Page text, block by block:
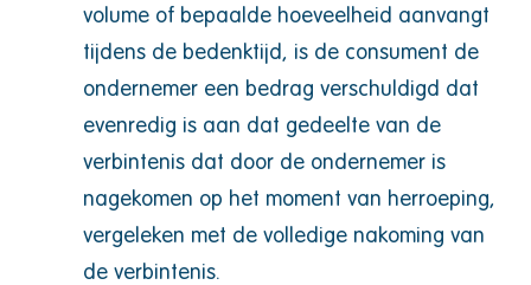
volume of bepaalde hoeveelheid aanvangt
tijdens de bedenktijd, is de consument de
ondernemer een bedrag verschuldigd dat
evenredig is aan dat gedeelte van de
verbintenis dat door de ondernemer is
nagekomen op het moment van herroeping,
vergeleken met de volledige nakoming van
de verbintenis.